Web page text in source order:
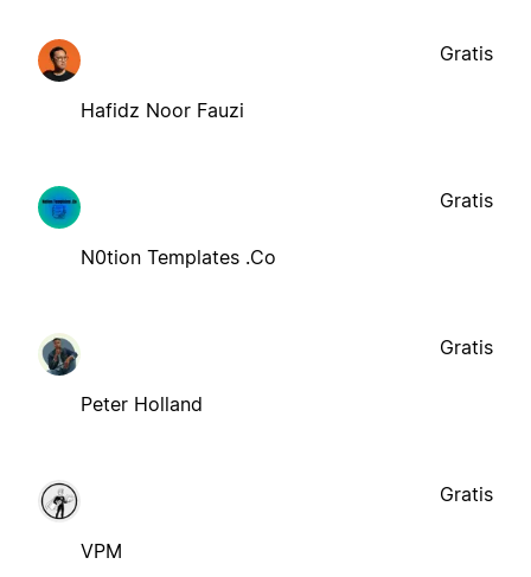
Hafidz Noor Fauzi
Gratis
N0tion Templates .Co
Gratis
Peter Holland
Gratis
VPM
Gratis